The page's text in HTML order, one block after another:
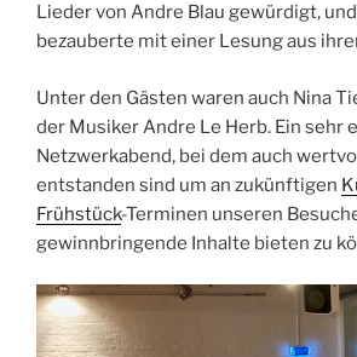
Lieder von Andre Blau gewürdigt,
bezauberte mit einer Lesung aus
Unter den Gästen waren auch Nina
der Musiker Andre Le Herb. Ein sehr
Netzwerkabend, bei dem auch
entstanden sind um an zukünftigen
Frühstück-Terminen unseren
gewinnbringende Inhalte bieten zu